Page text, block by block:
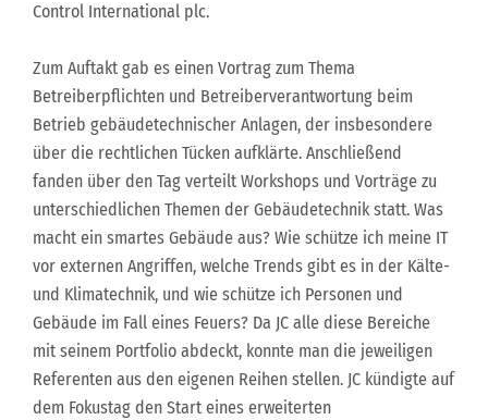
Control International plc.
Zum Auftakt gab es einen Vortrag zum Thema
Betreiberpflichten und Betreiberverantwortung beim
Betrieb gebäudetechnischer Anlagen, der insbesondere
über die rechtlichen Tücken aufklärte. Anschließend
fanden über den Tag verteilt Workshops und Vorträge zu
unterschiedlichen Themen der Gebäudetechnik statt. Was
macht ein smartes Gebäude aus? Wie schütze ich meine IT
vor externen Angriffen, welche Trends gibt es in der Kälte-
und Klimatechnik, und wie schütze ich Personen und
Gebäude im Fall eines Feuers? Da JC alle diese Bereiche
mit seinem Portfolio abdeckt, konnte man die jeweiligen
Referenten aus den eigenen Reihen stellen. JC kündigte auf
dem Fokustag den Start eines erweiterten